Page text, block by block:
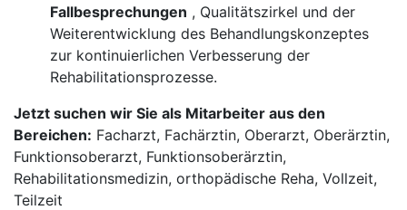
Fallbesprechungen , Qualitätszirkel und der
Weiterentwicklung des Behandlungskonzeptes
zur kontinuierlichen Verbesserung der
Rehabilitationsprozesse.
Jetzt suchen wir Sie als Mitarbeiter aus den
Bereichen: Facharzt, Fachärztin, Oberarzt, Oberärztin,
Funktionsoberarzt, Funktionsoberärztin,
Rehabilitationsmedizin, orthopädische Reha, Vollzeit,
Teilzeit